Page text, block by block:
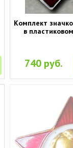
Комплект
в
740 руб.